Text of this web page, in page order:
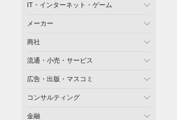
IT・インターネット・ゲーム
メーカー
商社
流通・小売・サービス
広告・出版・マスコミ
コンサルティング
金融